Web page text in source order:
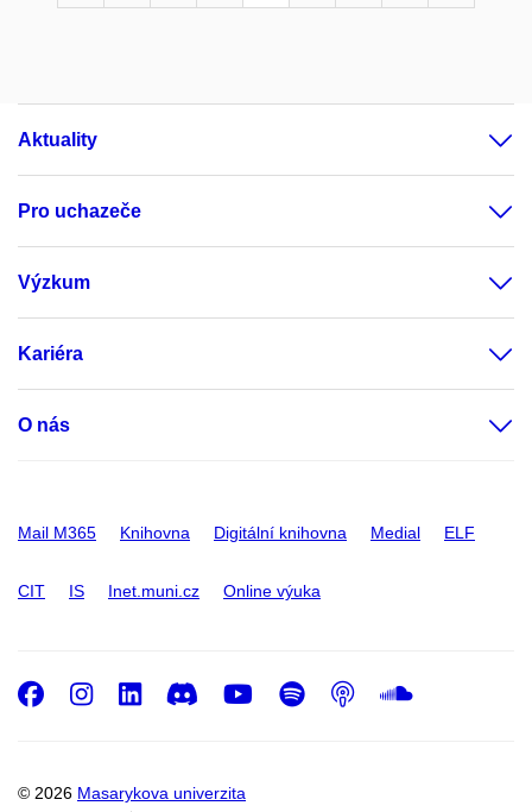
Aktuality
Pro uchazeče
Výzkum
Kariéra
O nás
Mail M365 Knihovna Digitální knihovna Medial ELF
CIT IS Inet.muni.cz Online výuka
© 2026 Masarykova univerzita
Facebook
Instagram
LinkedIn
DiscordYoutube
Spotify
Podcast